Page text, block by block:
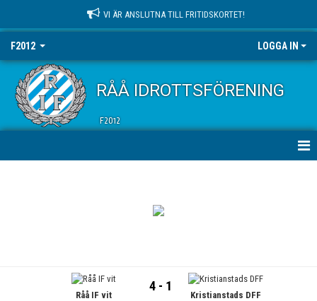
VI ÄR ANSLUTNA TILL FRITIDSKORTET!
F2012 LOGGA IN
RÅÅ IDROTTSFÖRENING
F2012
Råå IF vit
4 - 1
Kristianstads DFF